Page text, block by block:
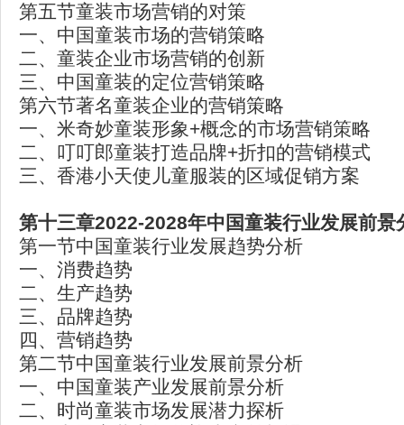
第五节童装市场营销的对策
一、中国童装市场的营销策略
二、童装企业市场营销的创新
三、中国童装的定位营销策略
第六节著名童装企业的营销策略
一、米奇妙童装形象+概念的市场营销策略
二、叮叮郎童装打造品牌+折扣的营销模式
三、香港小天使儿童服装的区域促销方案
第十三章2022-2028年中国童装行业发展前景
第一节中国童装行业发展趋势分析
一、消费趋势
二、生产趋势
三、品牌趋势
四、营销趋势
第二节中国童装行业发展前景分析
一、中国童装产业发展前景分析
二、时尚童装市场发展潜力探析